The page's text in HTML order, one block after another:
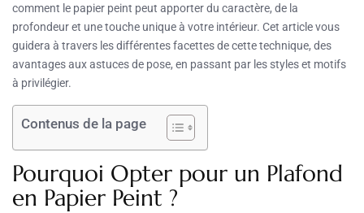
comment le papier peint peut apporter du caractère, de la
profondeur et une touche unique à votre intérieur. Cet article vous
guidera à travers les différentes facettes de cette technique, des
avantages aux astuces de pose, en passant par les styles et motifs
à privilégier.
Contenus de la page
Pourquoi Opter pour un Plafond
en Papier Peint ?